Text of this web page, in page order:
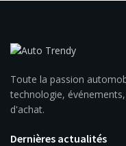
Toute la passion
technologie,
d'achat.
Dernières actualités